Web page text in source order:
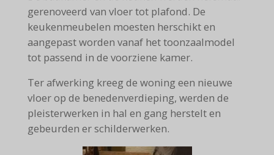
gerenoveerd van vloer tot plafond. De
keukenmeubelen moesten herschikt en
aangepast worden vanaf het toonzaalmodel
tot passend in de voorziene kamer.
Ter afwerking kreeg de woning een nieuwe
vloer op de benedenverdieping, werden de
pleisterwerken in hal en gang herstelt en
gebeurden er schilderwerken.